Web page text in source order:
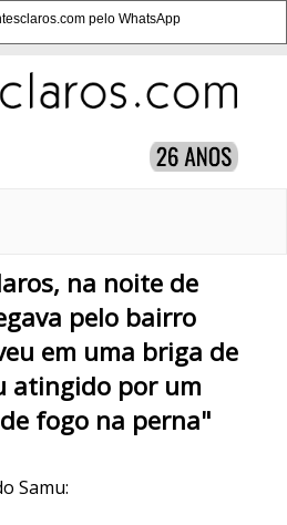
pelo WhatsApp
na noite de
pelo bairro
em uma briga de
atingido por um
fogo na perna"
Samu: